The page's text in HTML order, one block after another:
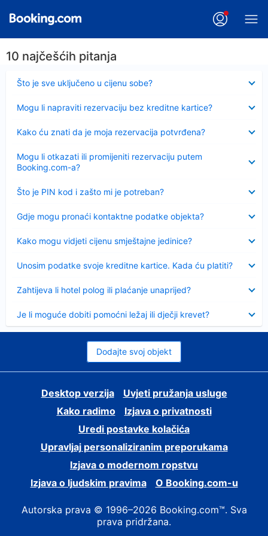
10 najčešćih pitanja
Što je sve uključeno u cijenu sobe?
Sažeto
Mogu li napraviti rezervaciju bez kreditne kartice?
Kako ću znati da je moja rezervacija potvrđena?
Mogu li otkazati ili promijeniti rezervaciju putem
Booking.com-a?
Što je PIN kod i zašto mi je potreban?
Sažeto
Gdje mogu pronaći kontaktne podatke objekta?
Kako mogu vidjeti cijenu smještajne jedinice?
Unosim podatke svoje kreditne kartice. Kada ću platiti?
Zahtijeva li hotel polog ili plaćanje unaprijed?
Je li moguće dobiti pomoćni ležaj ili dječji krevet?
Dodajte svoj objekt
Desktop verzija
Uvjeti pružanja usluge
Kako radimo
Izjava o privatnosti
Uredi postavke kolačića
Upravljaj personaliziranim preporukama
Izjava o modernom ropstvu
Izjava o ljudskim pravima
O Booking.com-u
Autorska prava © 1996–2026 Booking.com™. Sva
prava pridržana.